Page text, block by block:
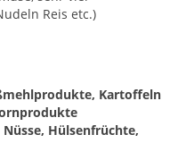
Reis etc.)
Kartoffeln
Hülsenfrüchte,